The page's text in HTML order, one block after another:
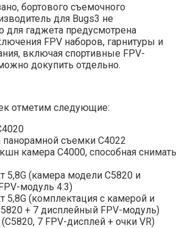
бортового съемочного
для Bugs3 не
для гаджета предусмотрена
FPV наборов, гарнитуры и
включая спортивные FPV-
докупить отдельно.
отметим следующие:
съемки C4022
камера C4000, способная снимать
5,8G (камера модели C5820 и
модуль 4:3)
5,8G (комплектация с камерой и
+ 7 дисплейный FPV-модуль)
7 FPV-дисплей + очки VR)